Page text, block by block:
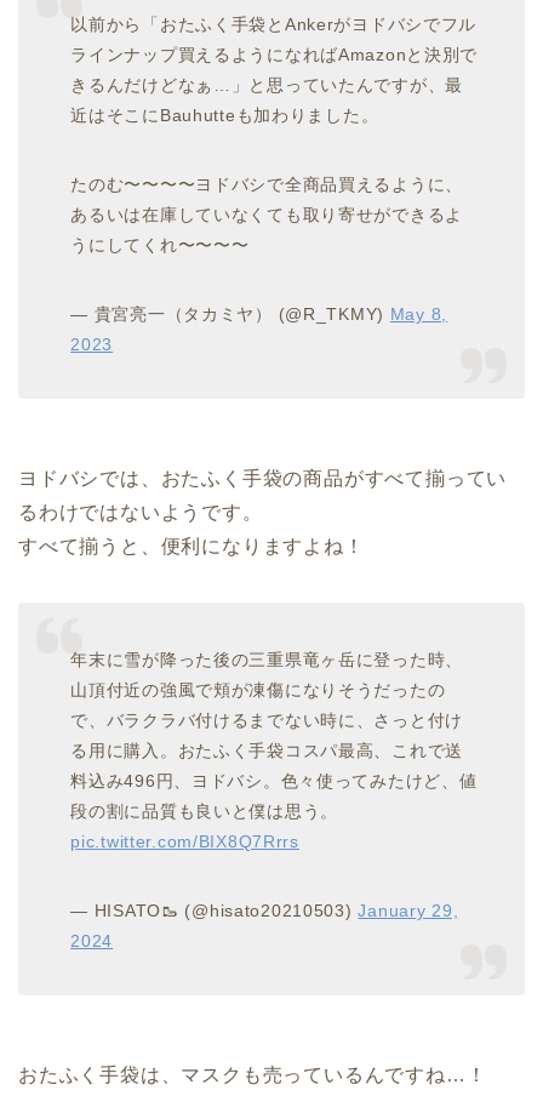
以前から「おたふく手袋とAnkerがヨドバシでフル
ラインナップ買えるようになればAmazonと決別で
きるんだけどなぁ…」と思っていたんですが、最
近はそこにBauhutteも加わりました。
たのむ〜〜〜〜ヨドバシで全商品買えるように、
あるいは在庫していなくても取り寄せができるよ
うにしてくれ〜〜〜〜
— 貴宮亮一（タカミヤ） (@R_TKMY) May 8,
2023
ヨドバシでは、おたふく手袋の商品がすべて揃ってい
るわけではないようです。
すべて揃うと、便利になりますよね！
年末に雪が降った後の三重県竜ヶ岳に登った時、
山頂付近の強風で頬が凍傷になりそうだったの
で、バラクラバ付けるまでない時に、さっと付け
る用に購入。おたふく手袋コスパ最高、これで送
料込み496円、ヨドバシ。色々使ってみたけど、値
段の割に品質も良いと僕は思う。
pic.twitter.com/BIX8Q7Rrrs
— HISATO🥾 (@hisato20210503)January 29,
2024
おたふく手袋は、マスクも売っているんですね…！